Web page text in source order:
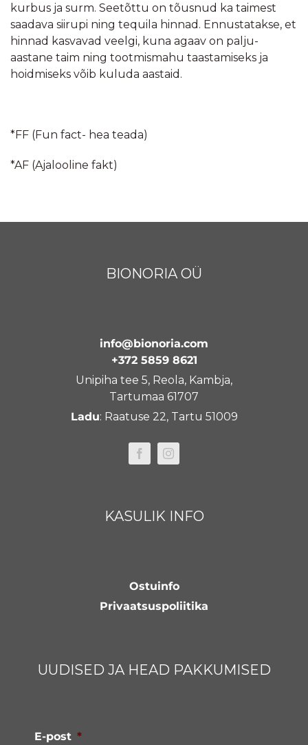
kurbus ja surm. Seetõttu on tõusnud ka taimest
saadava siirupi ning tequila hinnad. Ennustatakse, et
hinnad kasvavad veelgi, kuna agaav on palju-
aastane taim ning tootmismahu taastamiseks ja
hoidmiseks võib kuluda aastaid.
*FF (Fun fact- hea teada)
*AF (Ajalooline fakt)
BIONORIA OÜ
info@bionoria.com
+372 5859 8621
Unipiha tee 5, Reola, Kambja,
Tartumaa 61707
Ladu: Raatuse 22, Tartu 51009
KASULIK INFO
Ostuinfo
Privaatsuspoliitika
UUDISED JA HEAD PAKKUMISED
E-post *